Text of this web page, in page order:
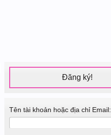
Đăng ký!
Tên tài khoản hoặc địa chỉ Email: